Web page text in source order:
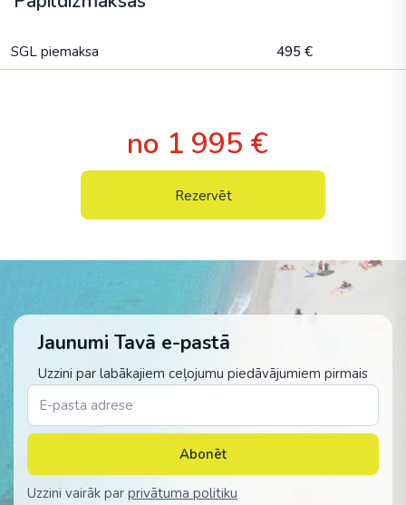
SGL piemaksa 495 €
no 1 995 €
Rezervēt
Jaunumi Tavā e-pastā
Uzzini par labākajiem ceļojumu piedāvājumiem pirmais
Abonēt
Uzzini vairāk par privātuma politiku